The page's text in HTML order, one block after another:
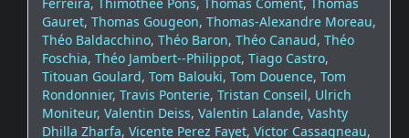
Gauret, Thomas Gougeon, Thomas-Alexandre Moreau,
Théo Baldacchino, Théo Baron, Théo Canaud, Théo
Foschia, Théo Jambert--Philippot, Tiago Castro,
Titouan Goulard, Tom Balouki, Tom Douence, Tom
Rondonnier, Travis Ponterie, Tristan Conseil, Ulrich
Moniteur, Valentin Deiss, Valentin Lalande, Vashty
Dhilla Zharfa, Vicente Perez Fayet, Victor Cassagneau,